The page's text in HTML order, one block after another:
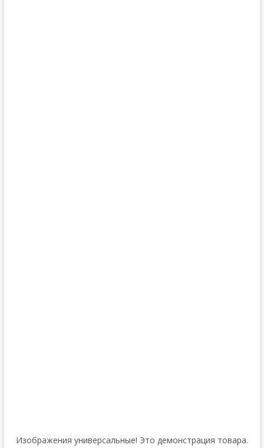
Изображения универсальные! Это демонстрация товара.